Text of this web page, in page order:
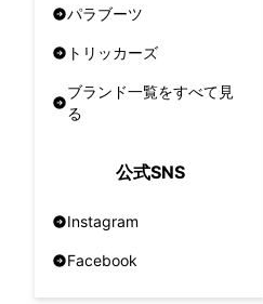
パラブーツ
トリッカーズ
ブランド一覧をすべて見
る
公式SNS
Instagram
Facebook